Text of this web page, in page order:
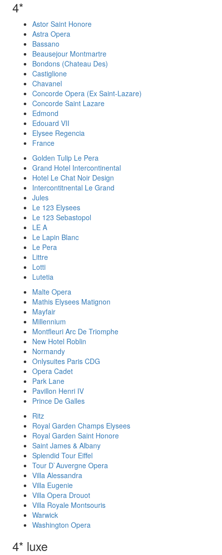
4*
Astor Saint Honore
Astra Opera
Bassano
Beausejour Montmartre
Bondons (Chateau Des)
Castiglione
Chavanel
Concorde Opera (Ex Saint-Lazare)
Concorde Saint Lazare
Edmond
Edouard VII
Elysee Regencia
France
Golden Tulip Le Pera
Grand Hotel Intercontinental
Hotel Le Chat Noir Design
Intercontitnental Le Grand
Jules
Le 123 Elysees
Le 123 Sebastopol
LE A
Le Lapin Blanc
Le Pera
Littre
Lotti
Lutetia
Malte Opera
Mathis Elysees Matignon
Mayfair
Millennium
Montfleuri Arc De Triomphe
New Hotel Roblin
Normandy
Onlysuites Paris CDG
Opera Cadet
Park Lane
Pavillon Henri IV
Prince De Galles
Ritz
Royal Garden Champs Elysees
Royal Garden Saint Honore
Saint James & Albany
Splendid Tour Eiffel
Tour D`Auvergne Opera
Villa Alessandra
Villa Eugenie
Villa Opera Drouot
Villa Royale Montsouris
Warwick
Washington Opera
4* luxe